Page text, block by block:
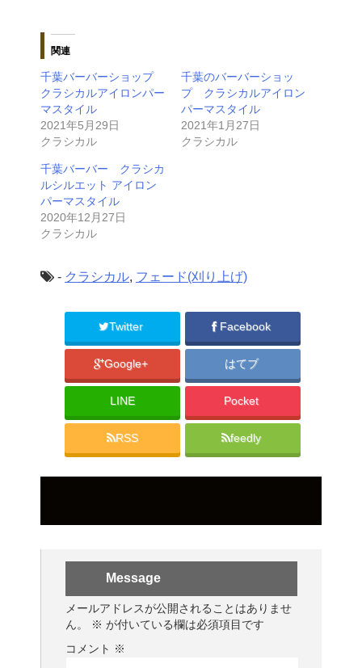
関連
千葉バーバーショップ
クラシカルアイロンパー
マスタイル
2021年5月29日
クラシカル
千葉のバーバーショッ
プ クラシカルアイロン
パーマスタイル
2021年1月27日
クラシカル
千葉バーバー クラシカ
ルシルエット アイロン
パーマスタイル
2020年12月27日
クラシカル
- クラシカル, フェード(刈り上げ)
Twitter Facebook
Google+ はてブ
LINE Pocket
RSS feedly
Message
メールアドレスが公開されることはありませ
ん。
※ が付いている欄は必須項目です
コメント ※